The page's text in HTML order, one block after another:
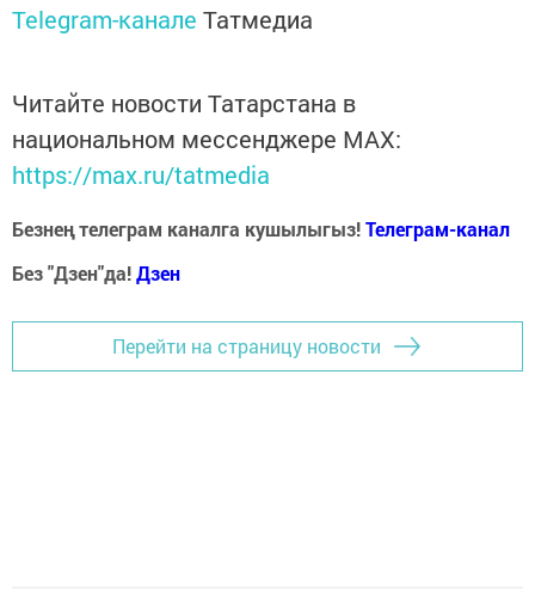
Telegram-канале Татмедиа
Читайте новости Татарстана в
национальном мессенджере MАХ:
https://max.ru/tatmedia
Безнең телеграм каналга кушылыгыз!Телеграм-канал
Без "Дзен"да!Дзен
Перейти на страницу новости